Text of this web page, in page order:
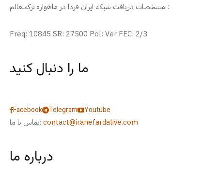
مشخصات دریافت شبکه ایران فردا در ماهواره ترکمنعالم :
Freq: 10845 SR: 27500 Pol: Ver FEC: 2/3
ما را دنبال کنید
Facebook Telegram
Youtube
تماس با ما: contact@iranefardalive.com
درباره ما